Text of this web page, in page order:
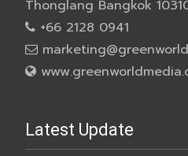
Thonglang Bangkok
+66 2128 0941
Latest Update